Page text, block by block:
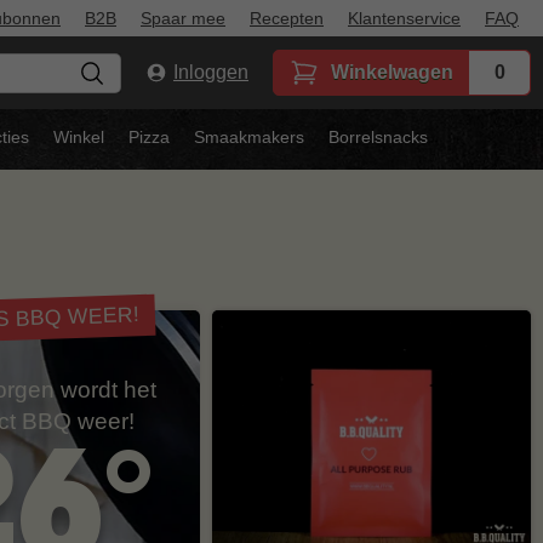
B2B Spaar mee Recepten Klantenservice FAQ
Inloggen Winkelwagen 0
Winkel Pizza Smaakmakers Borrelsnacks
BBQ WEER!
wordt het
BBQ weer!